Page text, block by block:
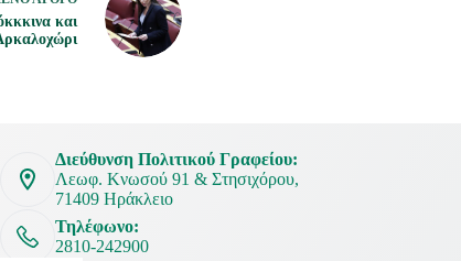
και
Διεύθυνση Πολιτικού Γραφείου:
Λεωφ. Κνωσού 91 & Στησιχόρου,
71409 Ηράκλειο
Τηλέφωνο:
2810-242900